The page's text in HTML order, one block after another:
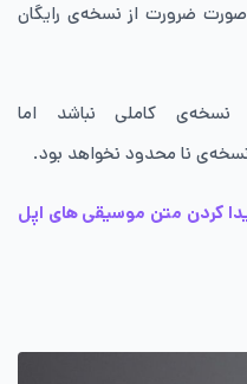
صورت ضرورت از نسخه‌ی رایگان
نسخه‌ی کاملی نباشد اما
نا محدود نخواهد بود.
کردن متن موسیقی های اپل